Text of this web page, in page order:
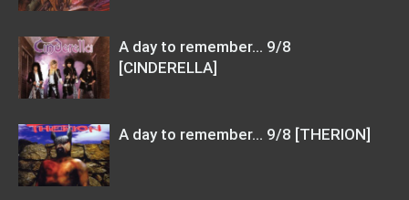
A day to remember… 9/8
[CINDERELLA]
A day to remember… 9/8 [THERION]